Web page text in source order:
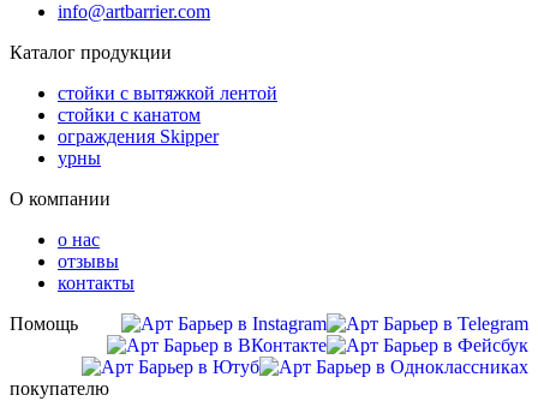
info@artbarrier.com
Каталог продукции
стойки с вытяжкой лентой
стойки с канатом
ограждения Skipper
урны
О компании
о нас
отзывы
контакты
Помощь
покупателю